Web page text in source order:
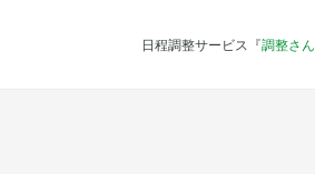
日程調整サービス『調整さん